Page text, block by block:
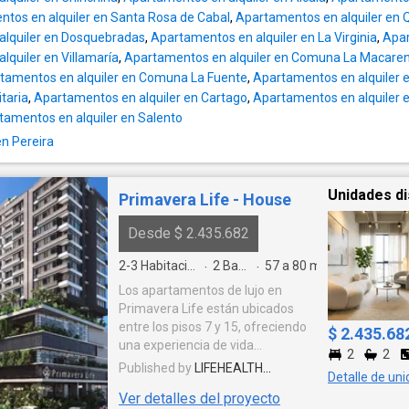
en alquiler en Santa Rosa de Cabal , Apartamentos en alquiler en
en Dosquebradas, Apartamentos en alquiler en La Virginia,
en Villamaría, Apartamentos en alquiler en Comuna La
en alquiler en Comuna La Fuente, Apartamentos en alquiler
, Apartamentos en alquiler en Cartago, Apartamentos en alquiler
en alquiler en Salento
Pereira
Primavera Life - House
Desde $ 2.435.682
2-3 · 2 · 57 a 80
m²
Los apartamentos de lujo en
Primavera Life están ubicados
entre los pisos 7 y 15, ofreciendo
una experiencia de vida
incomparable. Cada unidad ha
el máximo confort, estilo y
Published by
LIFEHEALTH
Ver detalles del proyecto
Unidades
$
2 2
Detalle de